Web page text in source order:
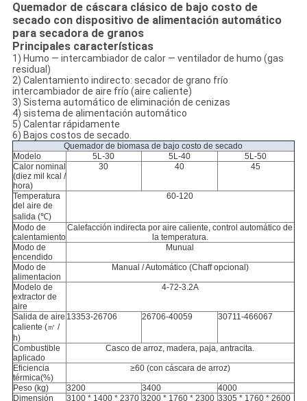
Quemador de cáscara clásico de bajo costo de
secado con dispositivo de alimentación automático
para secadora de granos
Principales características
1) Humo — intercambiador de calor — ventilador de humo (gas
residual)
2) Calentamiento indirecto: secador de grano frío
intercambiador de aire frío (aire caliente)
3) Sistema automático de eliminación de cenizas
4) sistema de alimentación automático
5) Calentar rápidamente
6) Bajos costos de secado.
Quemador de biomasa de bajo costo de secado
Modelo
5L-30 5L-40
5L-50
Calor nominal
(diez mil kcal /
hora)
30 40 45
Temperatura
del aire de
salida (℃)
60-120
Modo de
calentamiento
Calefacción indirecta por aire caliente, control automático de
la temperatura.
Modo de
encendido
Munual
Modo de
alimentacion
Manual / Automático (Chaff opcional)
Modelo de
extractor de
aire
4-72-3.2A
Salida de aire
caliente (㎥ /
h)
13353-26706 26706-40059 30711-466067
Combustible
aplicado
Casco de arroz, madera, paja, antracita.
Eficiencia
térmica(%)
≥60 (con cáscara de arroz)
Peso (kg) 3200 3400
4000
Dimensión
3100 * 1400 * 2370 3200 * 1760 * 2300 3305 * 1760 * 2600